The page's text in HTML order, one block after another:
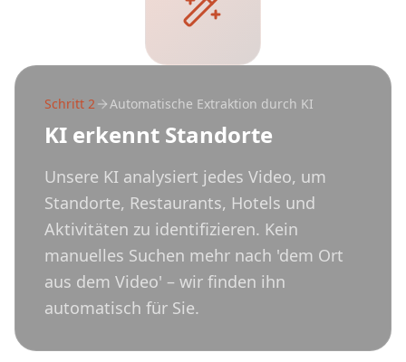
Schritt 2 Automatische Extraktion durch KI
KI erkennt Standorte
Unsere KI analysiert jedes Video, um
Standorte, Restaurants, Hotels und
Aktivitäten zu identifizieren. Kein
manuelles Suchen mehr nach 'dem Ort
aus dem Video' – wir finden ihn
automatisch für Sie.